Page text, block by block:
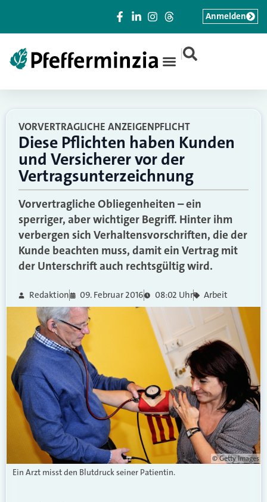
|
Anmelden
VORVERTRAGLICHE ANZEIGENPFLICHT
Diese Pflichten haben Kunden
und Versicherer vor der
Vertragsunterzeichnung
Vorvertragliche Obliegenheiten – ein
sperriger, aber wichtiger Begriff. Hinter ihm
verbergen sich Verhaltensvorschriften, die der
Kunde beachten muss, damit ein Vertrag mit
der Unterschrift auch rechtsgültig wird.
Redaktion 09. Februar 2016 08:02 Uhr Arbeit
© Getty Images
Ein Arzt misst den Blutdruck seiner Patientin.